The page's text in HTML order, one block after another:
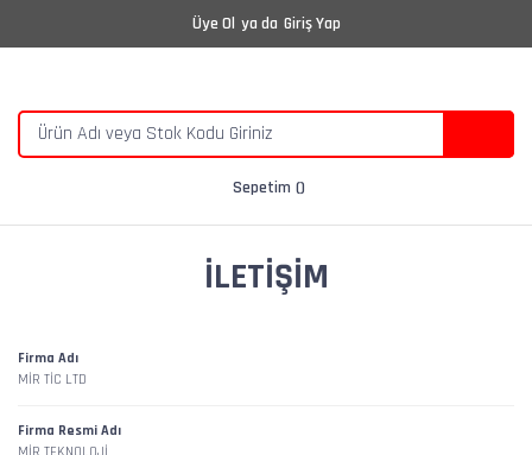
Üye Ol ya da Giriş Yap
Sepetim
İLETIŞIM
Firma Adı
MİR TİC LTD
Firma Resmi Adı